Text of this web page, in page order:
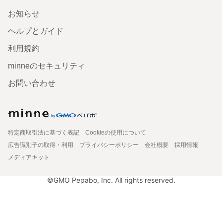
お知らせ
ヘルプとガイド
利用規約
minneのセキュリティ
お問い合わせ
特定商取引法に基づく表記
Cookieの使用について
広告識別子の取得・利用
プライバシーポリシー 会社概要
採用情報
メディアキット
©GMO Pepabo, Inc. All rights reserved.